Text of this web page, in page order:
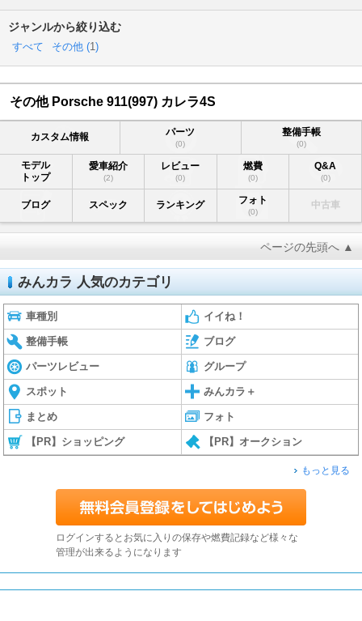
ジャンルから絞り込む
すべて その他 (1 )
その他 Porsche 911(997) カレラ4S
カスタム情報 パーツ
(0)
整備手帳
(0)
モデル
トップ
愛車紹介
(2)
レビュー
(0)
燃費
(0)
Q&A
(0)
ブログ スペック ランキング フォト
(0)
中古車
ページの先頭へ ▲
みんカラ 人気のカテゴリ
車種別 イイね！
整備手帳 ブログ
パーツレビュー グループ
スポット みんカラ＋
まとめ フォト
【PR】ショッピング 【PR】オークション
もっと見る
ログインするとお気に入りの保存や燃費記録など様々な
管理が出来るようになります